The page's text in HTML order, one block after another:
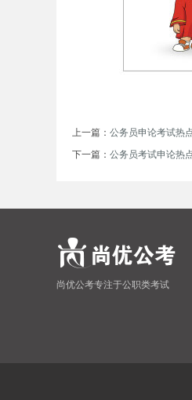
上一篇： 公务员申论考试热
下一篇： 公务员考试申论热
尚优公考专注于公职类考试